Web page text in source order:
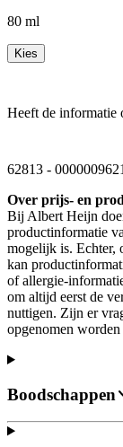
80 ml
Kies
Heeft de informatie
62813 -
Over prijs- en
Bij Albert Heijn
productinformatie
mogelijk is. Echter,
kan
of allergie-
om altijd eerst de
nuttigen. Zijn er
opgenomen
Boodschappen